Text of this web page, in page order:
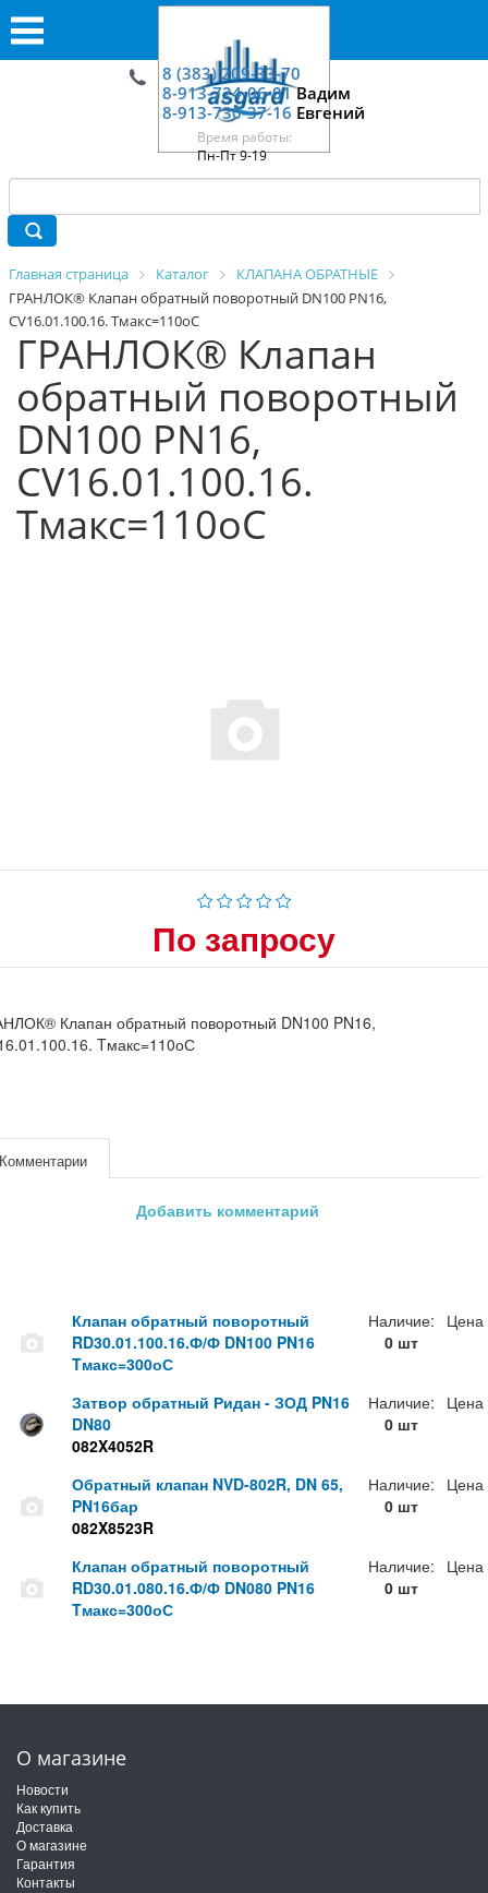
8 (383) 209-33-70
8-913-724-06-01Вадим
8-913-730-37-16 Евгений
Время работы:
Пн-Пт 9-19
Главная страница Каталог
КЛАПАНА ОБРАТНЫЕ
ГРАНЛОК® Клапан обратный поворотный DN100 PN16,
CV16.01.100.16. Tмакс=110оС
ГРАНЛОК® Клапан
обратный поворотный
DN100 PN16,
CV16.01.100.16.
Tмакс=110оС
По запросу
Клапан обратный поворотный DN100 PN16,
Tмакс=110оС
Добавить комментарий
Клапан обратный поворотный
RD30.01.100.16.Ф/Ф DN100 PN16
Tмакс=300оС
Наличие:
0 шт
Цена
Затвор обратный Ридан - ЗОД PN16
DN80
082X4052R
Наличие:
0 шт
Цена
Обратный клапан NVD-802R, DN 65,
PN16бар
082X8523R
Наличие:
0 шт
Цена
Клапан обратный поворотный
RD30.01.080.16.Ф/Ф DN080 PN16
Tмакс=300оС
Наличие:
0 шт
Цена
О магазине
Новости
Как купить
Доставка
О магазине
Гарантия
Контакты